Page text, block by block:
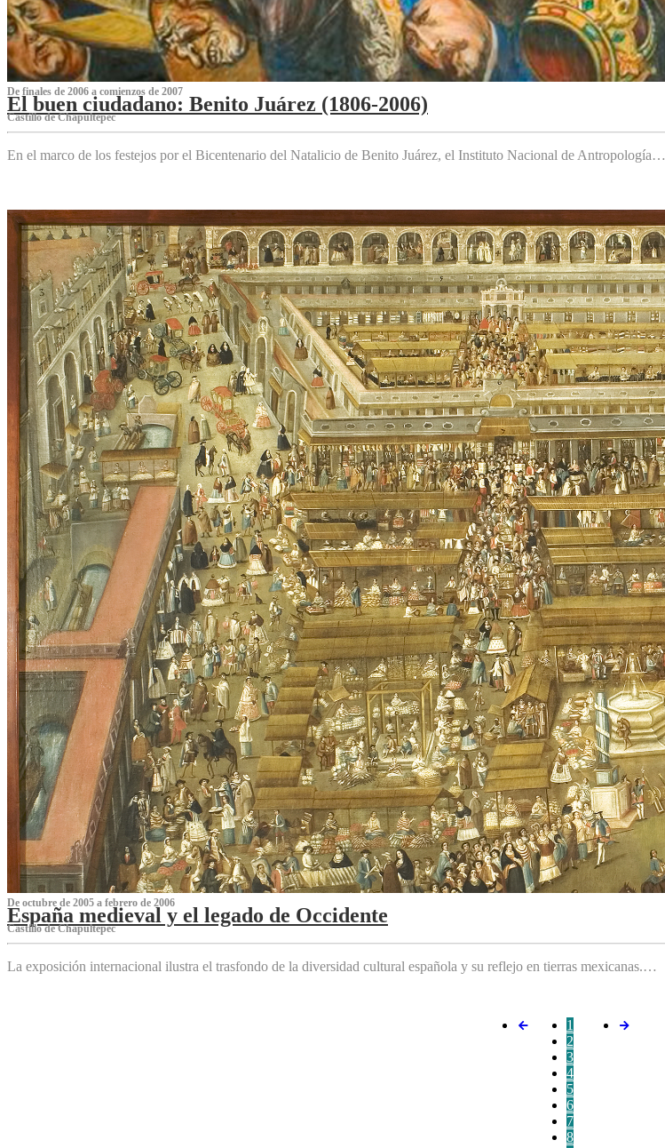
De finales de 2006 a comienzos de 2007
El buen ciudadano: Benito Juárez (1806-2006)
Castillo de Chapultepec
En el marco de los festejos por el Bicentenario del Natalicio de Benito Juárez, el Instituto Nacional de Antropología…
De octubre de 2005 a febrero de 2006
España medieval y el legado de Occidente
Castillo de Chapultepec
La exposición internacional ilustra el trasfondo de la diversidad cultural española y su reflejo en tierras mexicanas.…
1
2
3
4
5
6
7
8